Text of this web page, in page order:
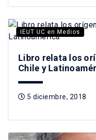
IEUT UC en Medios
Libro relata los
Chile y
5 diciembre, 2018